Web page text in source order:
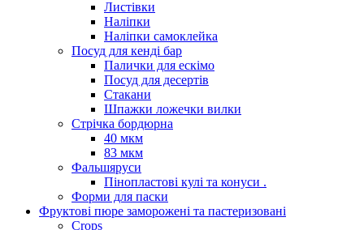
Листівки
Наліпки
Наліпки самоклейка
Посуд для кенді бар
Палички для ескімо
Посуд для десертів
Стакани
Шпажки ложечки вилки
Стрічка бордюрна
40 мкм
83 мкм
Фальшяруси
Пінопластові кулі та конуси .
Форми для паски
Фруктові пюре заморожені та пастеризовані
Crops